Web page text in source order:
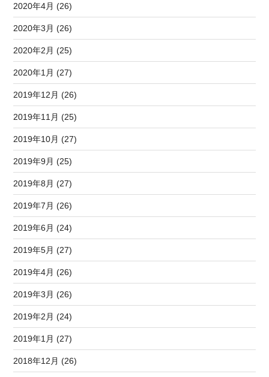
2020年4月 (26)
2020年3月 (26)
2020年2月 (25)
2020年1月 (27)
2019年12月 (26)
2019年11月 (25)
2019年10月 (27)
2019年9月 (25)
2019年8月 (27)
2019年7月 (26)
2019年6月 (24)
2019年5月 (27)
2019年4月 (26)
2019年3月 (26)
2019年2月 (24)
2019年1月 (27)
2018年12月 (26)